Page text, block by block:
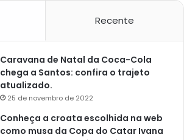
Recente
Caravana de Natal da Coca-Cola
chega a Santos: confira o trajeto
atualizado.
25 de novembro de 2022
Conheça a croata escolhida na web
como musa da Copa do Catar Ivana